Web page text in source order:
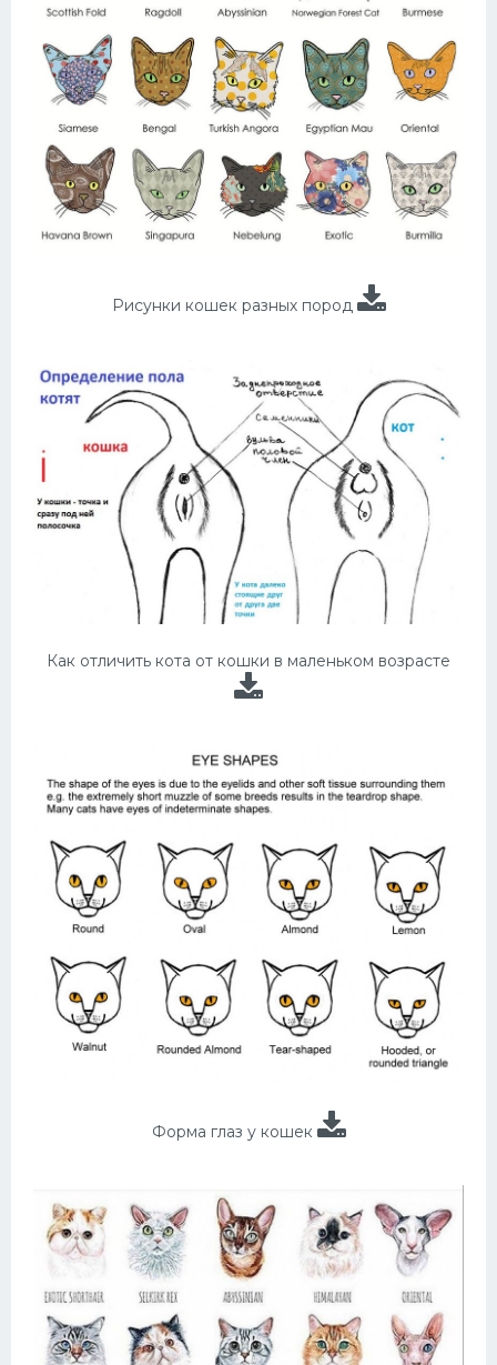
Рисунки кошек разных пород
Как отличить кота от кошки в маленьком возрасте
Форма глаз у кошек